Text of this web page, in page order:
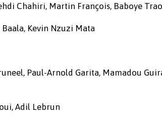
Chahiri, Martin François, Baboye
Baala, Kevin Nzuzi Mata
Paul-Arnold Garita, Mamadou
Adil Lebrun